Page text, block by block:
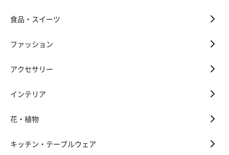
食品・スイーツ
ファッション
アクセサリー
インテリア
花・植物
キッチン・テーブルウェア